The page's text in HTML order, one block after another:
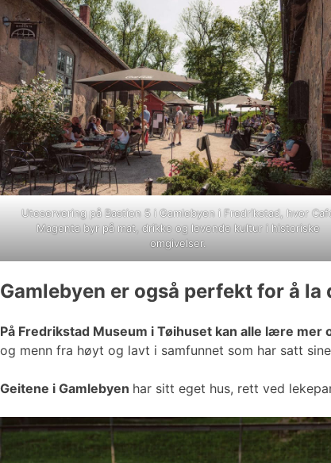
Uteservering på Bastion 5 i Gamlebyen i Fredrikstad, hvor
Magenta byr på mat, drikke og levende kultur i historiske
omgivelser.
Gamlebyen er også perfekt for å
På Fredrikstad Museum i Tøihuset kan alle lære mer
og menn fra høyt og lavt i samfunnet som har satt
Geitene i Gamlebyen har sitt eget hus, rett ved